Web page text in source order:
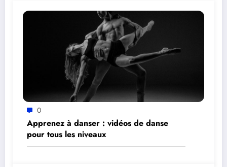
0
Apprenez à danser : vidéos de danse
pour tous les niveaux